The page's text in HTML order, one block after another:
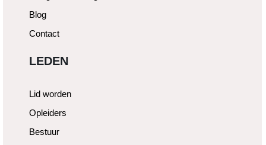
Blog
Contact
LEDEN
Lid worden
Opleiders
Bestuur